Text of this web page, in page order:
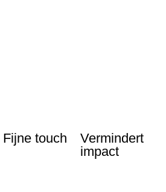
Fijne touch
Vermindert
impact